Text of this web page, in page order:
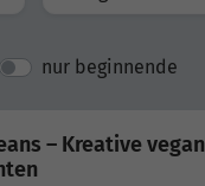
nur beginnende
– Kreative